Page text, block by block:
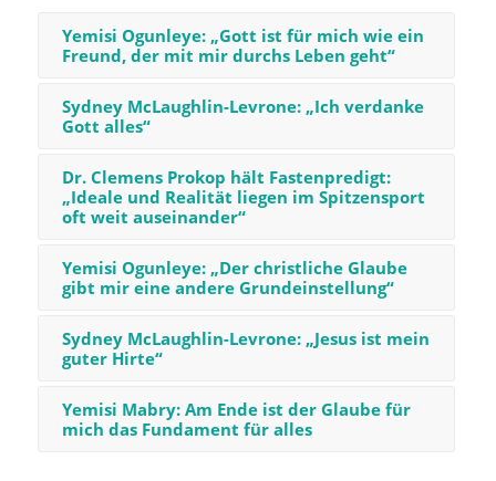
Yemisi Ogunleye: „Gott ist für mich wie ein
Freund, der mit mir durchs Leben geht“
Sydney McLaughlin-Levrone: „Ich verdanke
Gott alles“
Dr. Clemens Prokop hält Fastenpredigt:
„Ideale und Realität liegen im Spitzensport
oft weit auseinander“
Yemisi Ogunleye: „Der christliche Glaube
gibt mir eine andere Grundeinstellung“
Sydney McLaughlin-Levrone: „Jesus ist mein
guter Hirte“
Yemisi Mabry: Am Ende ist der Glaube für
mich das Fundament für alles